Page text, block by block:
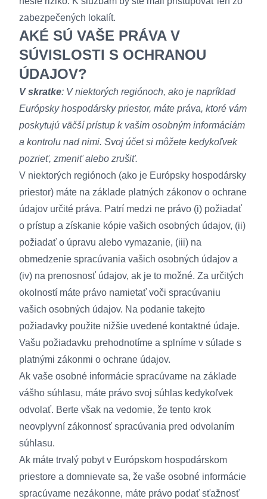
zabezpečených lokalít.
AKÉ SÚ VAŠE PRÁVA V
SÚVISLOSTI S OCHRANOU
ÚDAJOV?
V skratke: V niektorých regiónoch, ako je napríklad
Európsky hospodársky priestor, máte práva, ktoré vám
poskytujú väčší prístup k vašim osobným informáciám
a kontrolu nad nimi. Svoj účet si môžete kedykoľvek
pozrieť, zmeniť alebo zrušiť.
V niektorých regiónoch (ako je Európsky hospodársky
priestor) máte na základe platných zákonov o ochrane
údajov určité práva. Patrí medzi ne právo (i) požiadať
o prístup a získanie kópie vašich osobných údajov, (ii)
požiadať o úpravu alebo vymazanie, (iii) na
obmedzenie spracúvania vašich osobných údajov a
(iv) na prenosnosť údajov, ak je to možné. Za určitých
okolností máte právo namietať voči spracúvaniu
vašich osobných údajov. Na podanie takejto
požiadavky použite nižšie uvedené kontaktné údaje.
Vašu požiadavku prehodnotíme a splníme v súlade s
platnými zákonmi o ochrane údajov.
Ak vaše osobné informácie spracúvame na základe
vášho súhlasu, máte právo svoj súhlas kedykoľvek
odvolať. Berte však na vedomie, že tento krok
neovplyvní zákonnosť spracúvania pred odvolaním
súhlasu.
Ak máte trvalý pobyt v Európskom hospodárskom
priestore a domnievate sa, že vaše osobné informácie
spracúvame nezákonne, máte právo podať sťažnosť